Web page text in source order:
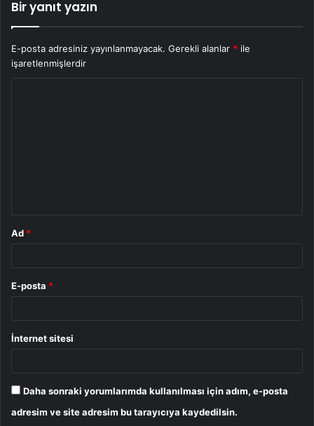
Bir yanıt yazın
E-posta adresiniz yayınlanmayacak. Gerekli alanlar * ile
işaretlenmişlerdir
Ad *
E-posta *
İnternet sitesi
Daha sonraki yorumlarımda kullanılması için adım, e-posta
adresim ve site adresim bu tarayıcıya kaydedilsin.